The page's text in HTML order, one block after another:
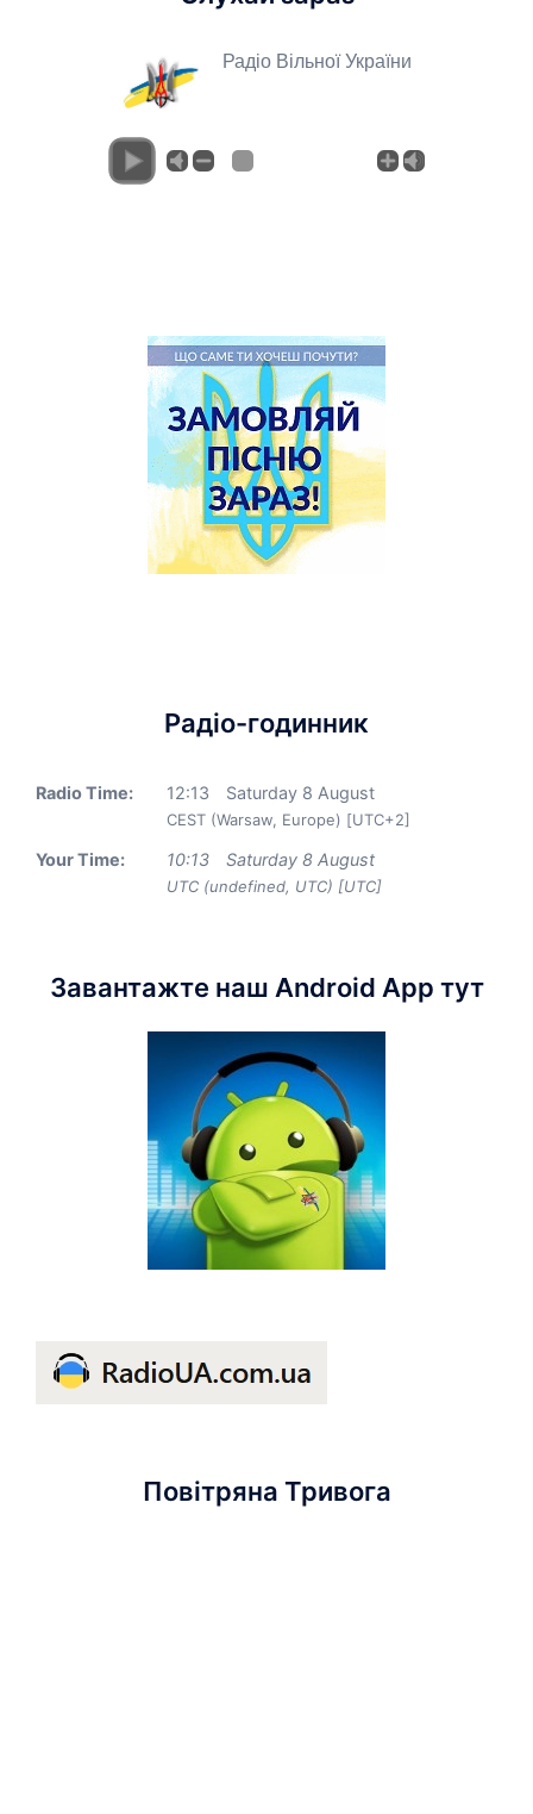
Радіо Вільної України
Радіо-годинник
Radio Time: 12:13 Saturday 8 August
CEST (Warsaw, Europe) [UTC+2]
Your Time: 10:13 Saturday 8 August
UTC (undefined, UTC) [UTC]
Завантажте наш Android App тут
Повітряна Тривога